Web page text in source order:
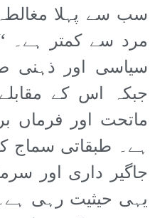
سب سے پہلا
مرد سے کمتر ہے۔
سیاسی اور ذہنی
جبکہ اس کے
ماتحت اور فرماں
ہے۔ طبقاتی سماج
جاگیر داری اور
یہی حیثیت رہی